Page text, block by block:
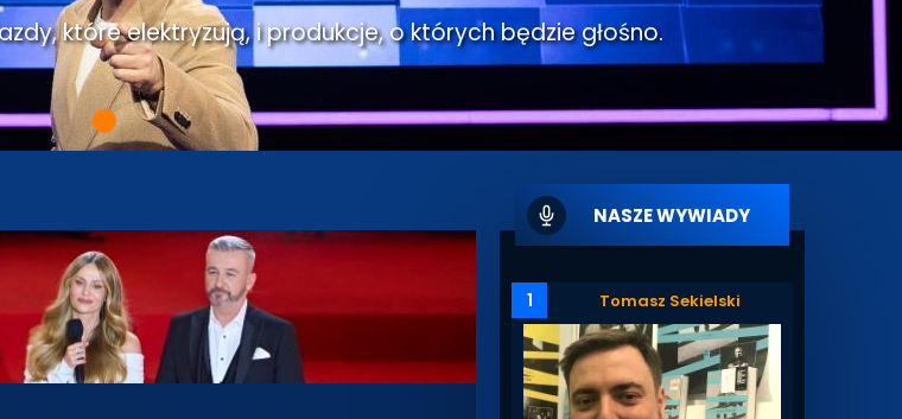
które elektryzują, i produkcje, o których będzie głośno.
NASZE WYWIADY
1 Tomasz Sekielski